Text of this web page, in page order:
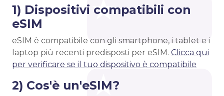
1) Dispositivi compatibili con
eSIM
eSIM è compatibile con gli smartphone, i tablet e i
laptop più recenti predisposti per eSIM. Clicca qui
per verificare se il tuo dispositivo è compatibile
2) Cos'è un'eSIM?